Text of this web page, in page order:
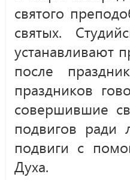
святого
святых.
устанавливают
после
праздников
совершившие
подвигов
подвиги с
Духа.